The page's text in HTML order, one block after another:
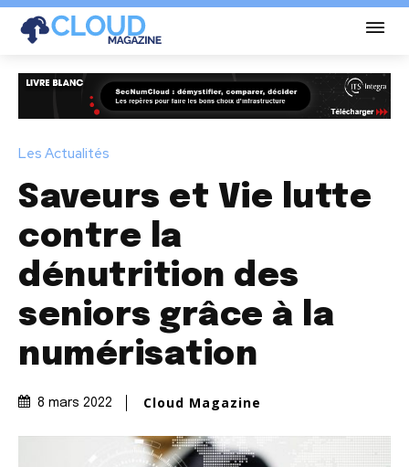
Les Actualités
Saveurs et Vie lutte
contre la
dénutrition des
seniors grâce à la
numérisation
8 mars 2022 Cloud Magazine